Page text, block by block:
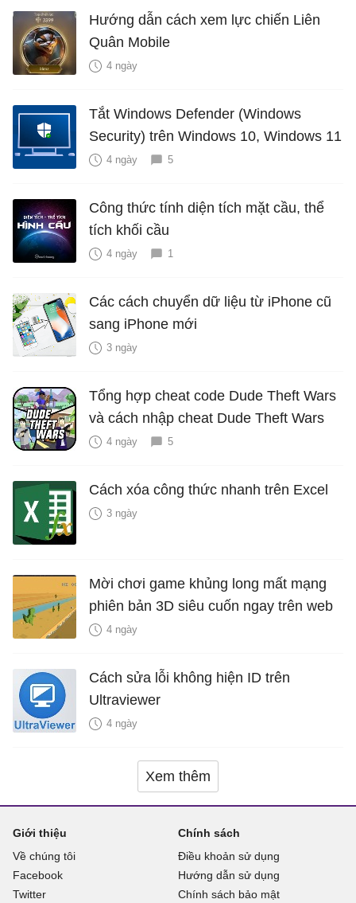
Hướng dẫn cách xem lực chiến Liên
Quân Mobile
4 ngày
Tắt Windows Defender (Windows
Security) trên Windows 10, Windows 11
4 ngày 5
Công thức tính diện tích mặt cầu, thể
tích khối cầu
4 ngày 1
Các cách chuyển dữ liệu từ iPhone cũ
sang iPhone mới
3 ngày
Tổng hợp cheat code Dude Theft Wars
và cách nhập cheat Dude Theft Wars
4 ngày 5
Cách xóa công thức nhanh trên Excel
3 ngày
Mời chơi game khủng long mất mạng
phiên bản 3D siêu cuốn ngay trên web
4 ngày
Cách sửa lỗi không hiện ID trên
Ultraviewer
4 ngày
Xem thêm
Giới thiệu
Về chúng tôi
Facebook
Twitter
Chính sách
Điều khoản sử dụng
Hướng dẫn sử dụng
Chính sách bảo mật